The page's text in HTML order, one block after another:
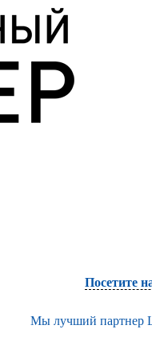
Посетите
Мы лучший партнер